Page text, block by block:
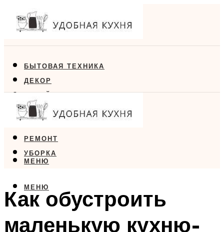
БЫТОВАЯ ТЕХНИКА
ДЕКОР
ДИЗАЙН
ЕДА
РЕМОНТ
УБОРКА
МЕНЮ
МЕНЮ
Как обустроить
маленькую кухню-